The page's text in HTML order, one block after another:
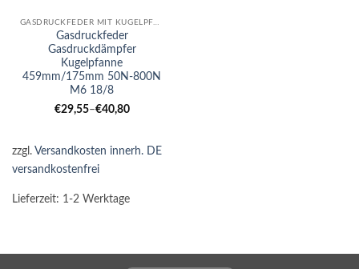
GASDRUCKFEDER MIT KUGELPFANNE
Gasdruckfeder
Gasdruckdämpfer
Kugelpfanne
459mm/175mm 50N-800N
M6 18/8
€29,55–€40,80
zzgl. Versandkosten innerh. DE
versandkostenfrei
Lieferzeit: 1-2 Werktage